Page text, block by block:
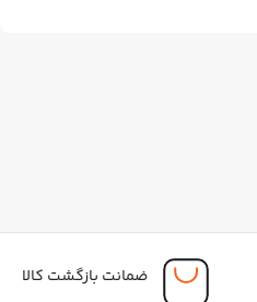
ضمانت بازگشت کالا